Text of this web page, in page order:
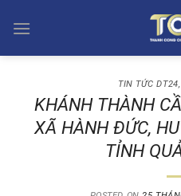
TIN TỨC DT24,
KHÁNH THÀNH
XÃ HÀNH ĐỨC,
TỈNH